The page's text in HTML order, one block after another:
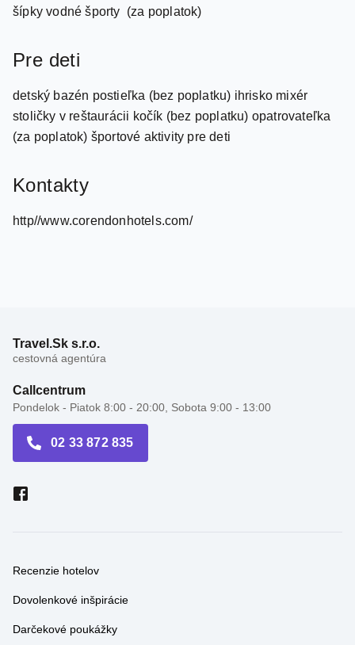
šípky vodné športy (za poplatok)
Pre deti
detský bazén postieľka (bez poplatku) ihrisko mixér
stoličky v reštaurácii kočík (bez poplatku) opatrovateľka
(za poplatok) športové aktivity pre deti
Kontakty
http//www.corendonhotels.com/
Travel.Sk s.r.o.
cestovná agentúra
Callcentrum
Pondelok - Piatok 8:00 - 20:00, Sobota 9:00 - 13:00
02 33 872 835
Recenzie hotelov
Dovolenkové inšpirácie
Darčekové poukážky